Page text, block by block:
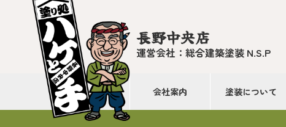
長野中央店
運営会社：総合建築塗装 N.S.P
会社案内 塗装について